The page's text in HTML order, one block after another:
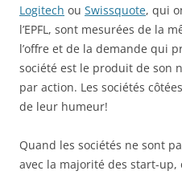
Logitech ou Swissquote, qui
l’EPFL, sont mesurées de la
l’offre et de la demande qui
société est le produit de son
par action. Les sociétés
de leur humeur!
Quand les sociétés ne sont
avec la majorité des start-